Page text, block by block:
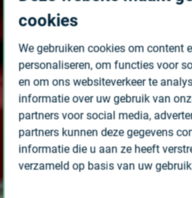
cookies
We gebruiken cookies om content
personaliseren, om functies voor
en om ons websiteverkeer te
informatie over uw gebruik van
partners voor social media,
partners kunnen deze gegevens
informatie die u aan ze heeft
verzameld op basis van uw